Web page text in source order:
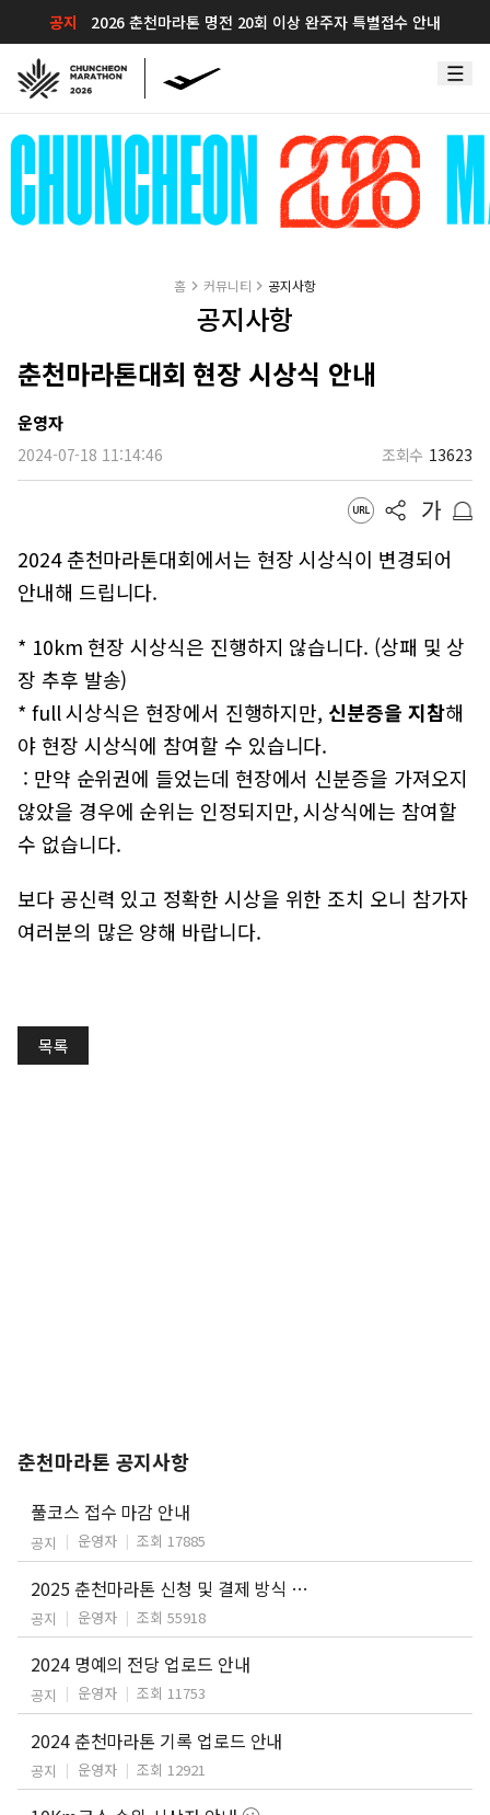
공지 2026 춘천마라톤 명전 20회 이상 완주자 특별접수 안내
홈 커뮤니티 공지사항
공지사항
춘천마라톤대회 현장 시상식 안내
운영자
2024-07-18 11:14:46 조회수 13623
2024 춘천마라톤대회에서는 현장 시상식이 변경되어
안내해 드립니다.
* 10km 현장 시상식은 진행하지 않습니다. (상패 및 상
장 추후 발송)
* full 시상식은 현장에서 진행하지만, 신분증을 지참해
야 현장 시상식에 참여할 수 있습니다.
: 만약 순위권에 들었는데 현장에서 신분증을 가져오지
않았을 경우에 순위는 인정되지만, 시상식에는 참여할
수 없습니다.
보다 공신력 있고 정확한 시상을 위한 조치 오니 참가자
여러분의 많은 양해 바랍니다.
목록
춘천마라톤 공지사항
풀코스 접수 마감 안내
공지 운영자 조회 17885
2025 춘천마라톤 신청 및 결제 방식 개편 안내
공지 운영자 조회 55918
2024 명예의 전당 업로드 안내
공지 운영자 조회 11753
2024 춘천마라톤 기록 업로드 안내
공지 운영자 조회 12921